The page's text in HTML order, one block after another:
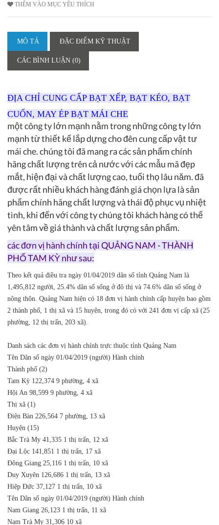
THÊM VÀO MỤC YÊU THÍCH
MÔ TẢ ĐẶC ĐIỂM KỸ THUẬT
CÁC BÌNH LUẬN (0)
ĐỊA CHỈ CUNG CẤP BẠT XẾP, BẠT KÉO, BẠT
CUỐN, MAY ÉP BẠT MÁI CHE
một công ty lớn mạnh nằm trong những công ty lớn
mạnh từ thiết kế lắp dựng cho đên cung cấp vật tư
mái che. chúng tôi đã mang ra các sản phẩm chính
hãng chất lượng trên cả nước với các mẫu mã đẹp
mắt, hiện đại và chất lượng cao, tuổi thọ lâu năm. đã
được rất nhiều khách hàng đánh giá chọn lựa là sản
phẩm chính hãng chất lượng và thái độ phục vụ nhiệt
tình, khi đến với công ty chúng tôi khách hàng có thể
yên tâm về giá thành và chất lượng sản phẩm.
các đơn vị hành chính tại QUẢNG NAM - THÀNH
PHỐ TAM KỲ như sau:
Theo kết quả điều tra ngày 01/04/2019 dân số tỉnh Quảng Nam là
1,495,812 người, 25.4% dân số sống ở đô thị và 74.6% dân số sống ở
nông thôn. Quảng Nam hiện có 18 đơn vị hành chính cấp huyện bao gồm
2 thành phố, 1 thị xã và 15 huyện, trong đó có với 241 đơn vị cấp xã (25
phường, 12 thị trấn, 203 xã).
Danh sách các đơn vị hành chính trực thuộc tỉnh Quảng Nam
Tên Dân số ngày 01/04/2019 (người) Hành chính
Thành phố (2)
Tam Kỳ 122,374 9 phường, 4 xã
Hội An 98,599 9 phường, 4 xã
Thị xã (1)
Điện Bàn 226,564 7 phường, 13 xã
Huyện (15)
Bắc Trà My 41,335 1 thị trấn, 12 xã
Đại Lộc 141,851 1 thị trấn, 17 xã
Đông Giang 25,116 1 thị trấn, 10 xã
Duy Xuyên 126,686 1 thị trấn, 13 xã
Hiệp Đức 37,127 1 thị trấn, 10 xã
Tên Dân số ngày 01/04/2019 (người) Hành chính
Nam Giang 26,123 1 thị trấn, 11 xã
Nam Trà My 31,306 10 xã